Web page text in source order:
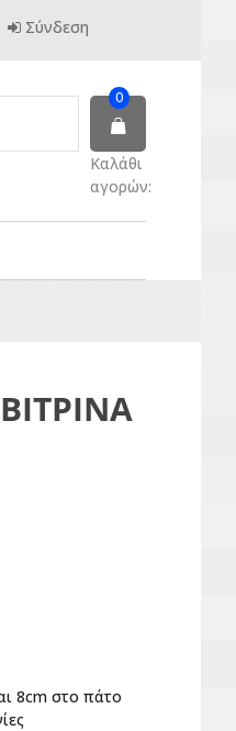
Σύνδεση
Καλάθι
αγορών:
0
8cm στο πάτο